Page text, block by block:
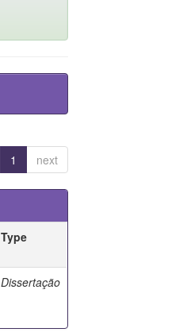
1 next
Type
Dissertação